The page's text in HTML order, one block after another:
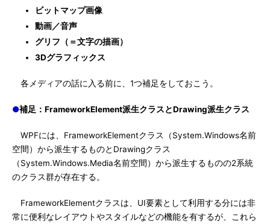
ビットマップ画像
動画／音声
グリフ（＝文字の描画）
3Dグラフィックス
各メディアの話に入る前に、1つ補足をしておこう。
●補足：FrameworkElement派生クラスとDrawing派生クラス
WPFには、FrameworkElementクラス（System.Windows名前
空間）から派生するものとDrawingクラス
（System.Windows.Media名前空間）から派生するものの2系統
のクラス群が存在する。
FrameworkElementクラスは、UI要素として利用する分には非
常に便利なレイアウトやスタイルなどの機能を有するが、これら